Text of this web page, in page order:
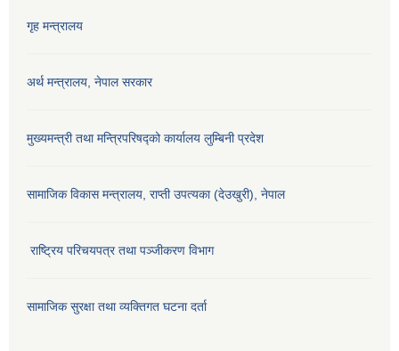
गृह मन्त्रालय
अर्थ मन्त्रालय, नेपाल सरकार
मुख्यमन्त्री तथा मन्त्रिपरिषद्को कार्यालय लुम्बिनी प्रदेश
सामाजिक विकास मन्‍‍त्रालय, राप्ती उपत्यका (देउखुरी), नेपाल
राष्ट्रिय परिचयपत्र तथा पञ्जीकरण विभाग
सामाजिक सुरक्षा तथा व्यक्तिगत घटना दर्ता